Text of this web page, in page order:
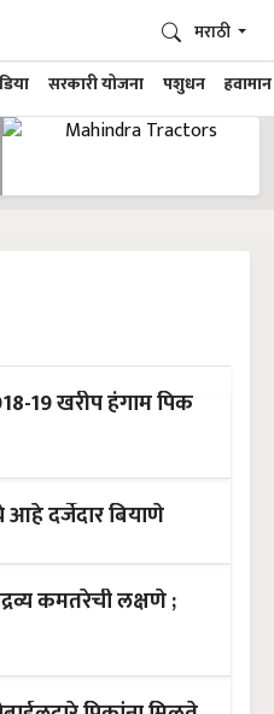
सरकारी योजना पशुधन हवामान
मराठी
19 खरीप हंगाम पिक
आहे दर्जेदार बियाणे
कमतरेची लक्षणे ;